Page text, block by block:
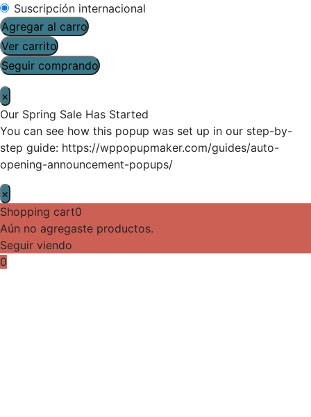
Suscripción internacional
Agregar al carro
Ver carrito
Seguir comprando
×
Our Spring Sale Has Started
You can see how this popup was set up in our step-by-
step guide: https://wppopupmaker.com/guides/auto-
opening-announcement-popups/
×
Shopping cart0
Aún no agregaste productos.
Seguir viendo
0